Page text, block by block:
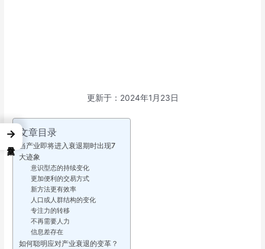
更新于：2024年1月23日
文章目录
当产业即将进入衰退期时出现7
大迹象
意识型态的持续变化
更加便利的交易方式
新方法更有效率
人口或人群结构的变化
专注力的转移
不再需要人力
信息差存在
如何聪明应对产业衰退的变革？
→